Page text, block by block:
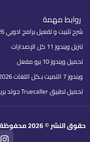
روابط مهمة
شرح تثبيت و تفعيل برامج ادوبي 2026
تنزيل ويندوز 11 كل الإصدارات
تحميل ويندوز 10 برو مفعل
ويندوز 7 التميت بـكل اللغات 2026
تحميل تطبيق Truecaller جولد بريميوم مهكر
حقوق النشر © 2026 محفوظة لموقع فارس الأسطوانات | FaresCD.Com I